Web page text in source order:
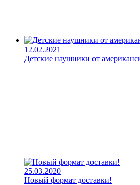
12.02.2021
Детские наушники от
25.03.2020
Новый формат доставки!